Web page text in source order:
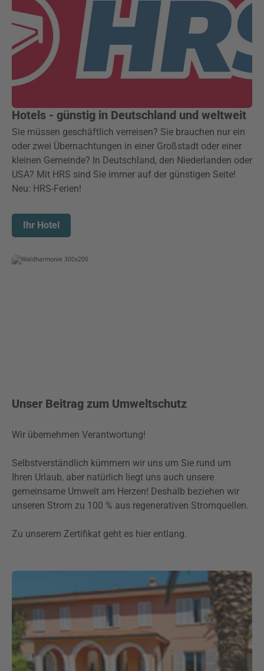
Hotels - günstig in Deutschland und weltweit
Sie müssen geschäftlich verreisen? Sie brauchen nur ein
oder zwei Übernachtungen in einer Großstadt oder einer
kleinen Gemeinde? In Deutschland, den Niederlanden oder
USA? Mit HRS sind Sie immer auf der günstigen Seite!
Neu: HRS-Ferien!
Ihr Hotel
Unser Beitrag zum Umweltschutz
Wir übernehmen Verantwortung!
Selbstverständlich kümmern wir uns um Sie rund um
Ihren Urlaub, aber natürlich liegt uns auch unsere
gemeinsame Umwelt am Herzen! Deshalb beziehen wir
unseren Strom zu 100 % aus regenerativen Stromquellen.
Zu unserem Zertifikat geht es hier entlang.